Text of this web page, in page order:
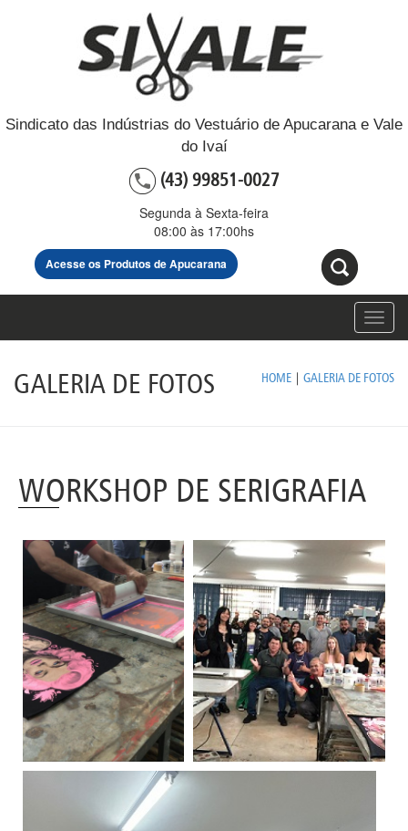
Sindicato das Indústrias do Vestuário de Apucarana e Vale
do Ivaí
(43) 99851-0027
Segunda à Sexta-feira
08:00 às 17:00hs
Acesse os Produtos de Apucarana
GALERIA DE FOTOS HOME | GALERIA DE FOTOS
WORKSHOP DE SERIGRAFIA